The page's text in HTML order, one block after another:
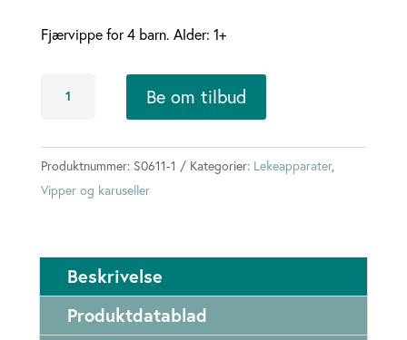
Fjærvippe for 4 barn. Alder: 1+
antall
Be om tilbud
Produktnummer: S0611-1 Kategorier: Lekeapparater,
Vipper og karuseller
Beskrivelse
Produktdatablad